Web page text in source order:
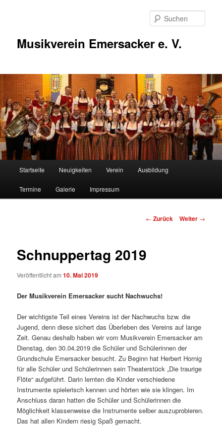
Musikverein Emersacker e. V.
Startseite Neuigkeiten Verein Ausbildung
Termine Galerie Impressum
Beitragsnavigation
← Zurück Weiter →
Schnuppertag 2019
Veröffentlicht am10. Mai 2019
Der Musikverein Emersacker sucht Nachwuchs!
Der wichtigste Teil eines Vereins ist der Nachwuchs bzw. die
Jugend, denn diese sichert das Überleben des Vereins auf lange
Zeit. Genau deshalb haben wir vom Musikverein Emersacker am
Dienstag, den 30.04.2019 die Schüler und Schülerinnen der
Grundschule Emersacker besucht. Zu Beginn hat Herbert Hornig
für alle Schüler und Schülerinnen sein Theaterstück „Die traurige
Flöte“ aufgeführt. Darin lernten die Kinder verschiedene
Instrumente spielerisch kennen und hörten wie sie klingen. Im
Anschluss daran hatten die Schüler und Schülerinnen die
Möglichkeit klassenweise die Instrumente selber auszuprobieren.
Das hat allen Kindern riesig Spaß gemacht.